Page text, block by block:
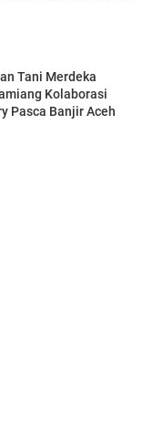
Tani Merdeka
Kolaborasi
Pasca Banjir Aceh